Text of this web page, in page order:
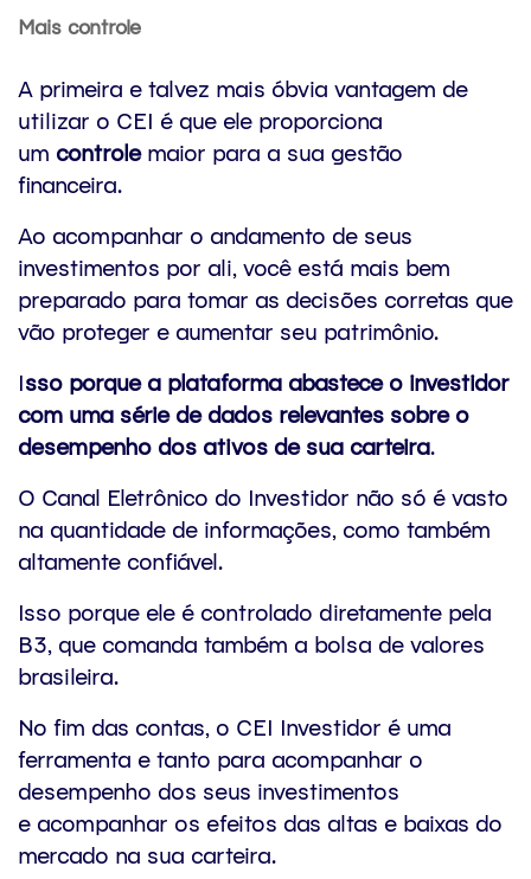
Mais controle
A primeira e talvez mais óbvia vantagem de
utilizar o CEI é que ele proporciona
um controlemaior para a sua gestão
financeira.
Ao acompanhar o andamento de seus
investimentos por ali, você está mais bem
preparado para tomar as decisões corretas que
vão proteger e aumentar seu patrimônio.
Isso porque a plataforma abastece o investidor
com uma série de dados relevantes sobre o
desempenho dos ativos de sua carteira.
O Canal Eletrônico do Investidor não só é vasto
na quantidade de informações, como também
altamente confiável.
Isso porque ele é controlado diretamente pela
B3, que comanda também a bolsa de valores
brasileira.
No fim das contas, o CEI Investidor é uma
ferramenta e tanto para acompanhar o
desempenho dos seus investimentos
e acompanhar os efeitos das altas e baixas do
mercado na sua carteira.